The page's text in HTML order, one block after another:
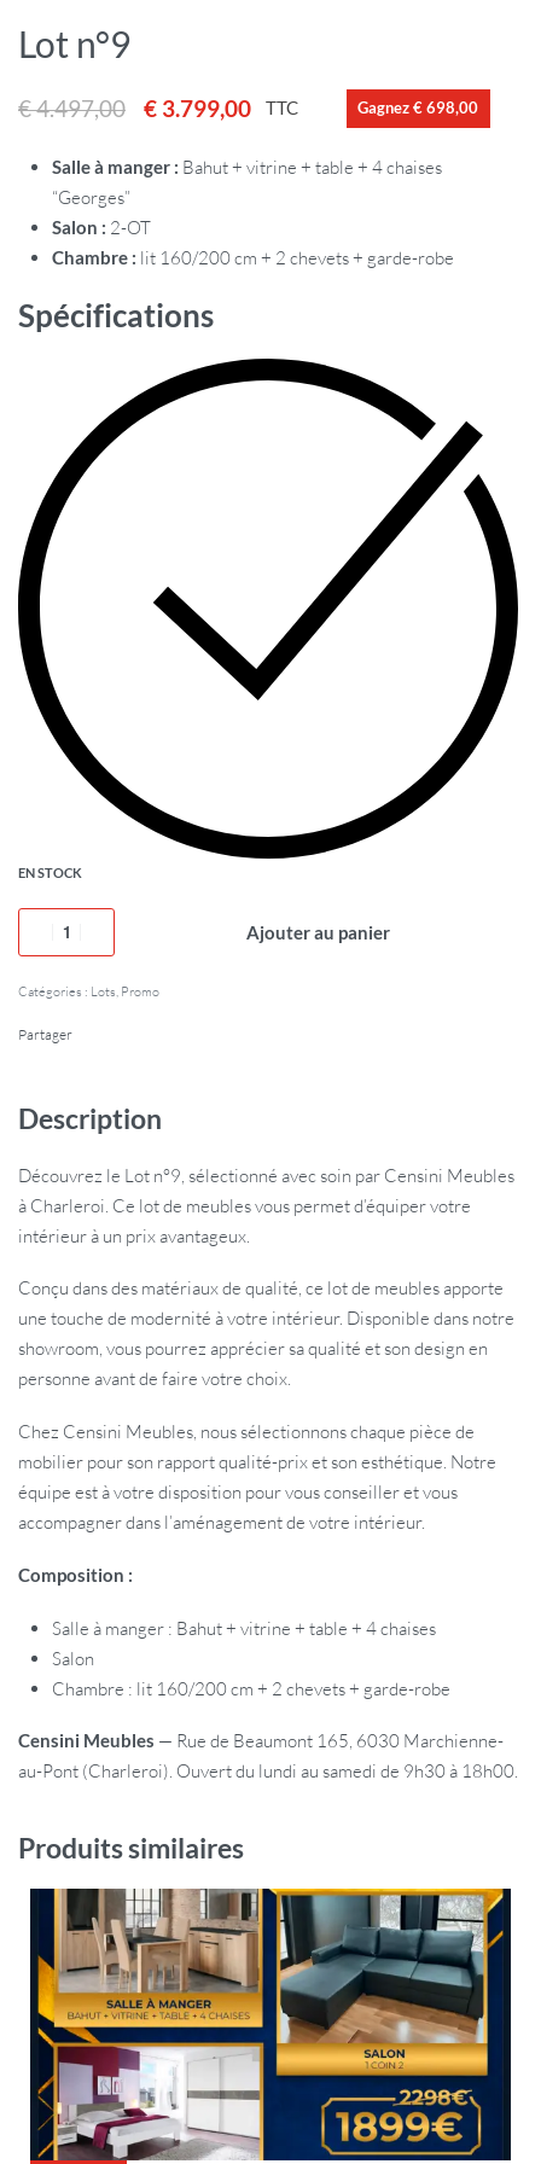
Lot n°9
€4.497,00 € 3.799,00 TTC Gagnez € 698,00
Salle à manger : Bahut + vitrine + table + 4 chaises
“Georges”
Salon : 2-OT
Chambre : lit 160/200 cm + 2 chevets + garde-robe
Spécifications
EN STOCK
Ajouter au panier
Catégories : Lots, Promo
Partager
Description
Découvrez le Lot n°9, sélectionné avec soin par Censini Meubles
à Charleroi. Ce lot de meubles vous permet d’équiper votre
intérieur à un prix avantageux.
Conçu dans des matériaux de qualité, ce lot de meubles apporte
une touche de modernité à votre intérieur. Disponible dans notre
showroom, vous pourrez apprécier sa qualité et son design en
personne avant de faire votre choix.
Chez Censini Meubles, nous sélectionnons chaque pièce de
mobilier pour son rapport qualité-prix et son esthétique. Notre
équipe est à votre disposition pour vous conseiller et vous
accompagner dans l’aménagement de votre intérieur.
Composition :
Salle à manger : Bahut + vitrine + table + 4 chaises
Salon
Chambre : lit 160/200 cm + 2 chevets + garde-robe
Censini Meubles — Rue de Beaumont 165, 6030 Marchienne-
au-Pont (Charleroi). Ouvert du lundi au samedi de 9h30 à 18h00.
Produits similaires